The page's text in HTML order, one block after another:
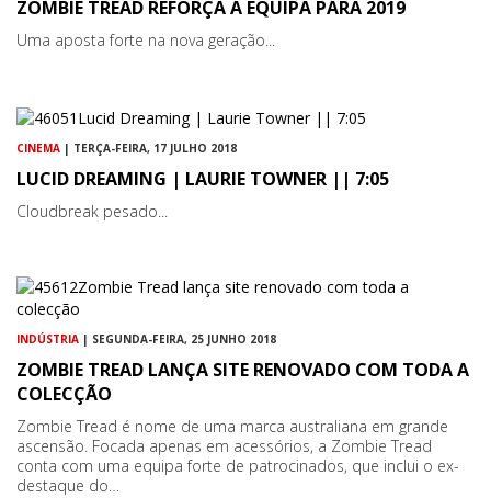
ZOMBIE TREAD REFORÇA A EQUIPA PARA 2019
Uma aposta forte na nova geração...
CINEMA | TERÇA-FEIRA, 17 JULHO 2018
LUCID DREAMING | LAURIE TOWNER || 7:05
Cloudbreak pesado...
INDÚSTRIA | SEGUNDA-FEIRA, 25 JUNHO 2018
ZOMBIE TREAD LANÇA SITE RENOVADO COM TODA A
COLECÇÃO
Zombie Tread é nome de uma marca australiana em grande
ascensão. Focada apenas em acessórios, a Zombie Tread
conta com uma equipa forte de patrocinados, que inclui o ex-
destaque do…